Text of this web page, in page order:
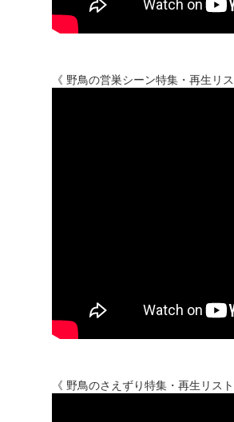
《 野鳥の営巣シーン特集・再生リス
《 野鳥のさえずり特集・再生リスト